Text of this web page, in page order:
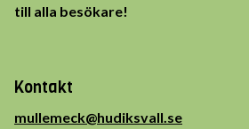
till alla besökare!
Kontakt
mullemeck@hudiksvall.se